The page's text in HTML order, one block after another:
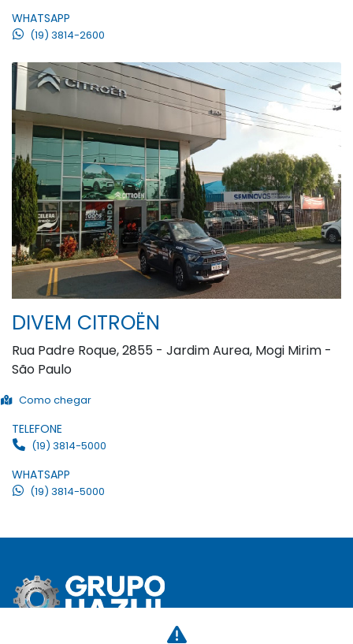
WHATSAPP
(19) 3814-2600
DIVEM CITROËN
Rua Padre Roque, 2855 - Jardim Aurea, Mogi Mirim -
São Paulo
Como chegar
TELEFONE
(19) 3814-5000
WHATSAPP
(19) 3814-5000